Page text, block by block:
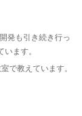
発も引き続き行っ
ます。
で教えています。